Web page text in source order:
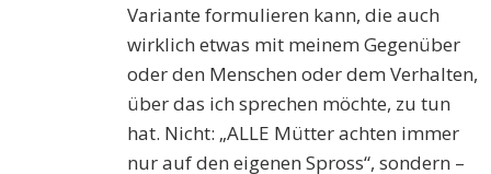
Variante formulieren kann, die auch
wirklich etwas mit meinem Gegenüber
oder den Menschen oder dem Verhalten,
über das ich sprechen möchte, zu tun
hat. Nicht: „ALLE Mütter achten immer
nur auf den eigenen Spross“, sondern –